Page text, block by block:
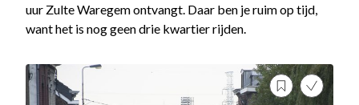
uur Zulte Waregem ontvangt. Daar ben je ruim op tijd,
want het is nog geen drie kwartier rijden.